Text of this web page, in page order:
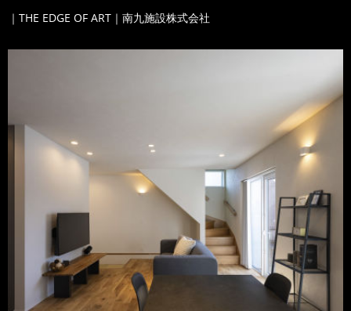
｜THE EDGE OF ART｜南九施設株式会社